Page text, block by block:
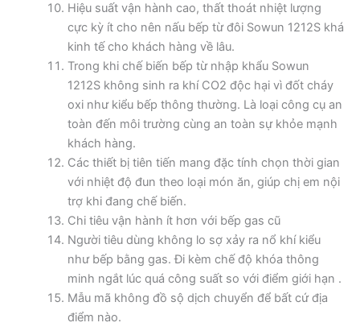
Hiệu suất vận hành cao, thất thoát nhiệt lượng
cực kỳ ít cho nên nấu bếp từ đôi Sowun 1212S khá
kinh tế cho khách hàng về lâu.
Trong khi chế biến bếp từ nhập khẩu Sowun
1212S không sinh ra khí CO2 độc hại vì đốt cháy
oxi như kiểu bếp thông thường. Là loại công cụ an
toàn đến môi trường cùng an toàn sự khỏe mạnh
khách hàng.
Các thiết bị tiên tiến mang đặc tính chọn thời gian
với nhiệt độ đun theo loại món ăn, giúp chị em nội
trợ khi đang chế biến.
Chi tiêu vận hành ít hơn với bếp gas cũ
Người tiêu dùng không lo sợ xảy ra nổ khí kiểu
như bếp bằng gas. Đi kèm chế độ khóa thông
minh ngắt lúc quá công suất so với điểm giới hạn .
Mẫu mã không đồ sộ dịch chuyển để bất cứ địa
điểm nào.